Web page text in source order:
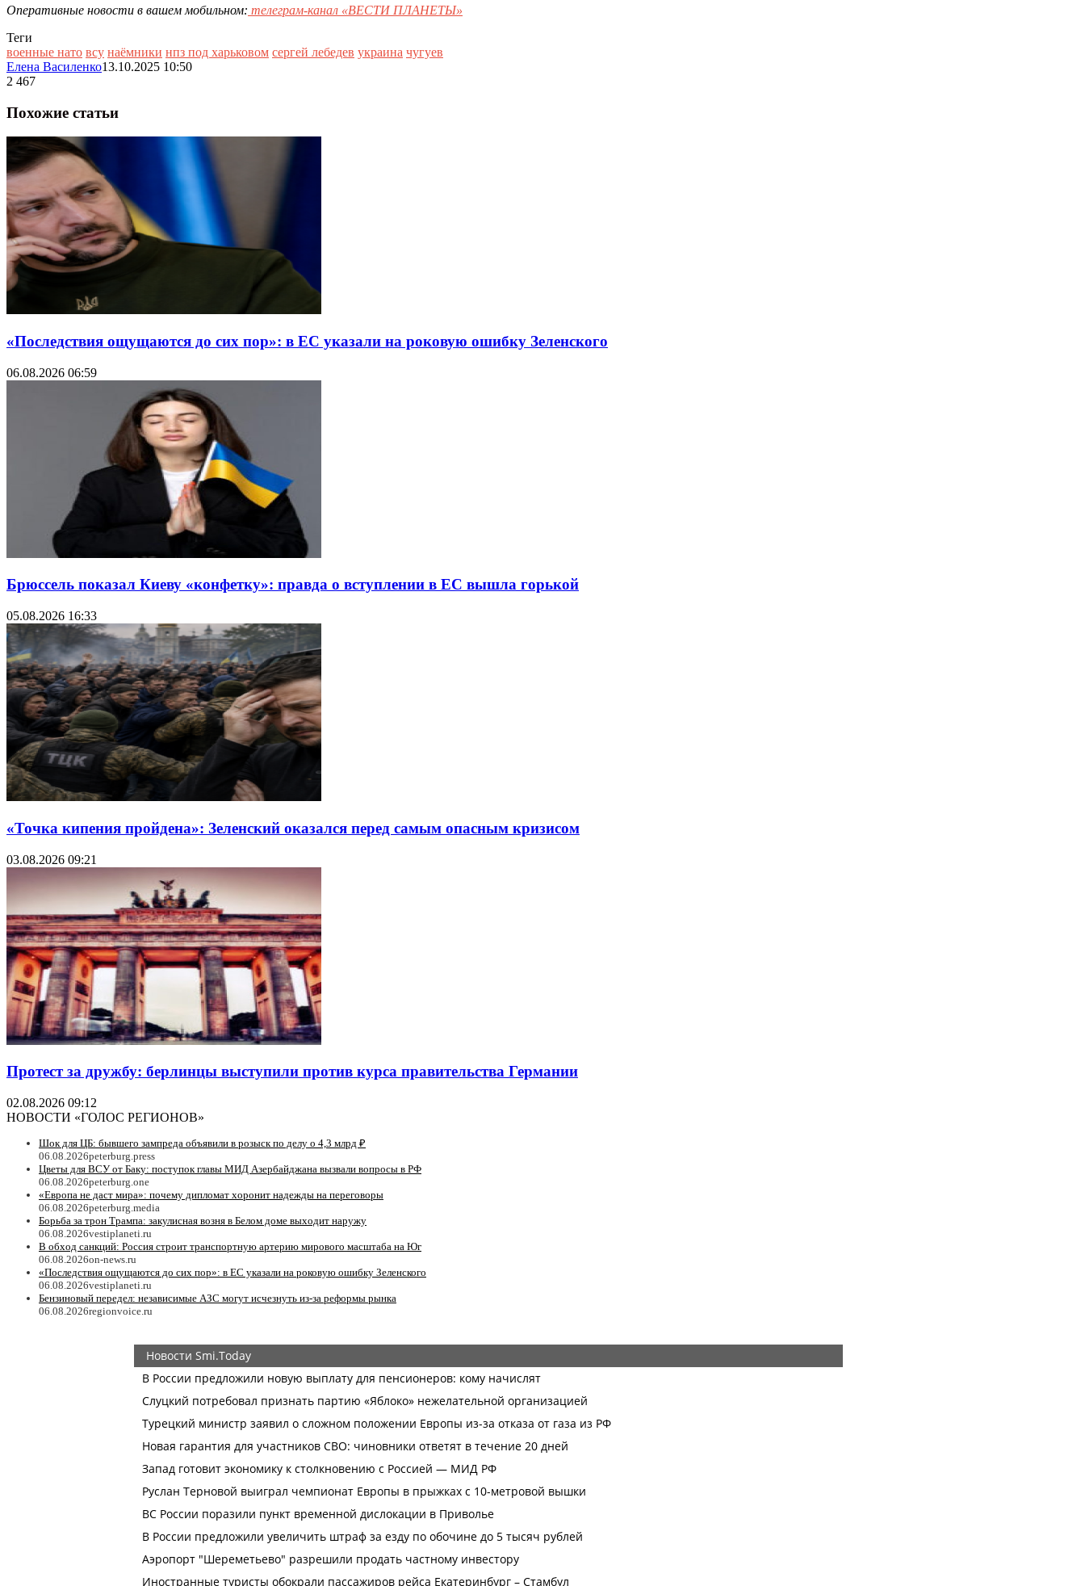
Оперативные новости в вашем мобильном: телеграм-канал «ВЕСТИ ПЛАНЕТЫ»
Теги
военные нато всу наёмники нпз под харьковом сергей лебедев украина чугуев
Елена Василенко13.10.2025 10:50
2 467
Похожие статьи
«Последствия ощущаются до сих пор»: в ЕС указали на роковую ошибку Зеленского
06.08.2026 06:59
Брюссель показал Киеву «конфетку»: правда о вступлении в ЕС вышла горькой
05.08.2026 16:33
«Точка кипения пройдена»: Зеленский оказался перед самым опасным кризисом
03.08.2026 09:21
Протест за дружбу: берлинцы выступили против курса правительства Германии
02.08.2026 09:12
НОВОСТИ «ГОЛОС РЕГИОНОВ»
Шок для ЦБ: бывшего зампреда объявили в розыск по делу о 4,3 млрд ₽
06.08.2026peterburg.press
Цветы для ВСУ от Баку: поступок главы МИД Азербайджана вызвали вопросы в РФ
06.08.2026peterburg.one
«Европа не даст мира»: почему дипломат хоронит надежды на переговоры
06.08.2026peterburg.media
Борьба за трон Трампа: закулисная возня в Белом доме выходит наружу
06.08.2026vestiplaneti.ru
В обход санкций: Россия строит транспортную артерию мирового масштаба на Юг
06.08.2026on-news.ru
«Последствия ощущаются до сих пор»: в ЕС указали на роковую ошибку Зеленского
06.08.2026vestiplaneti.ru
Бензиновый передел: независимые АЗС могут исчезнуть из-за реформы рынка
06.08.2026regionvoice.ru